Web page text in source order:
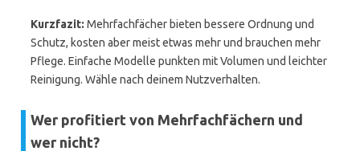
Kurzfazit: Mehrfachfächer bieten bessere Ordnung und
Schutz, kosten aber meist etwas mehr und brauchen mehr
Pflege. Einfache Modelle punkten mit Volumen und leichter
Reinigung. Wähle nach deinem Nutzverhalten.
Wer profitiert von Mehrfachfächern und
wer nicht?